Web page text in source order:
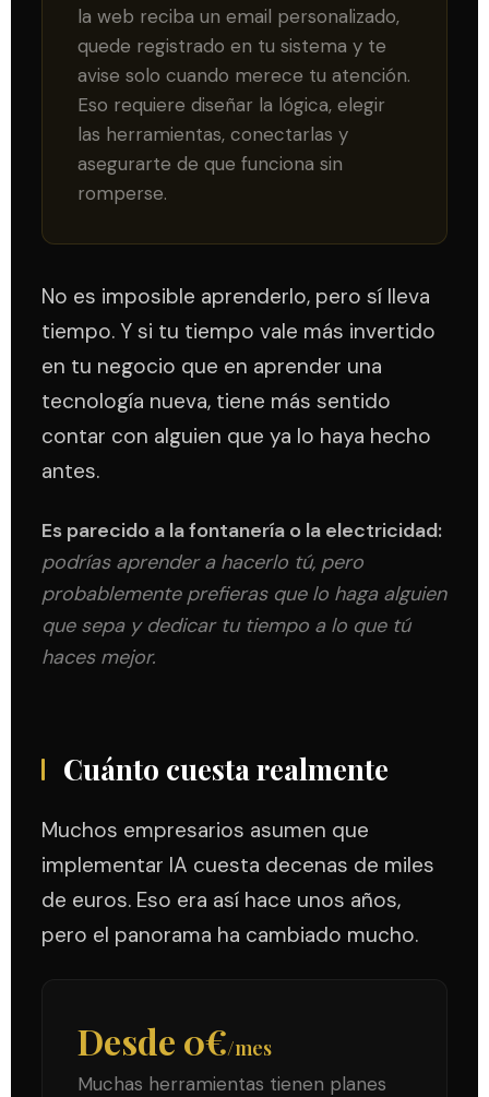
la web reciba un email personalizado,
quede registrado en tu sistema y te
avise solo cuando merece tu atención.
Eso requiere diseñar la lógica, elegir
las herramientas, conectarlas y
asegurarte de que funciona sin
romperse.
No es imposible aprenderlo, pero sí lleva
tiempo. Y si tu tiempo vale más invertido
en tu negocio que en aprender una
tecnología nueva, tiene más sentido
contar con alguien que ya lo haya hecho
antes.
Es parecido a la fontanería o la electricidad:
podrías aprender a hacerlo tú, pero
probablemente prefieras que lo haga alguien
que sepa y dedicar tu tiempo a lo que tú
haces mejor.
Cuánto cuesta realmente
Muchos empresarios asumen que
implementar IA cuesta decenas de miles
de euros. Eso era así hace unos años,
pero el panorama ha cambiado mucho.
Desde 0€/mes
Muchas herramientas tienen planes